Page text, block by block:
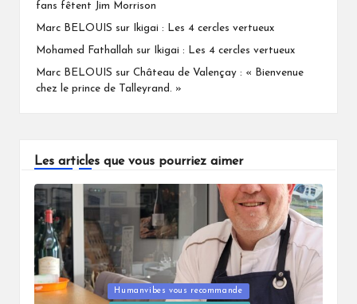
fans fêtent Jim Morrison
Marc BELOUIS sur Ikigai : Les 4 cercles vertueux
Mohamed Fathallah sur Ikigai : Les 4 cercles vertueux
Marc BELOUIS sur Château de Valençay : « Bienvenue
chez le prince de Talleyrand. »
Les articles que vous pourriez aimer
Posted
Humanvibes vous recommande